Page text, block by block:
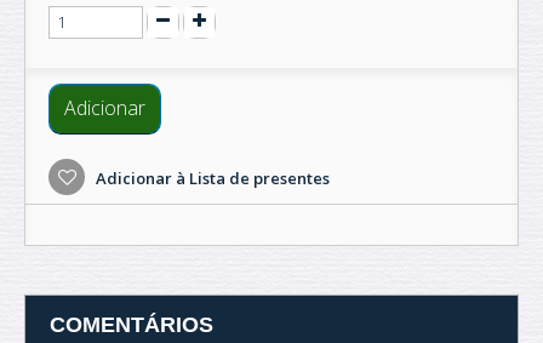
Adicionar
Adicionar à Lista de presentes
COMENTÁRIOS